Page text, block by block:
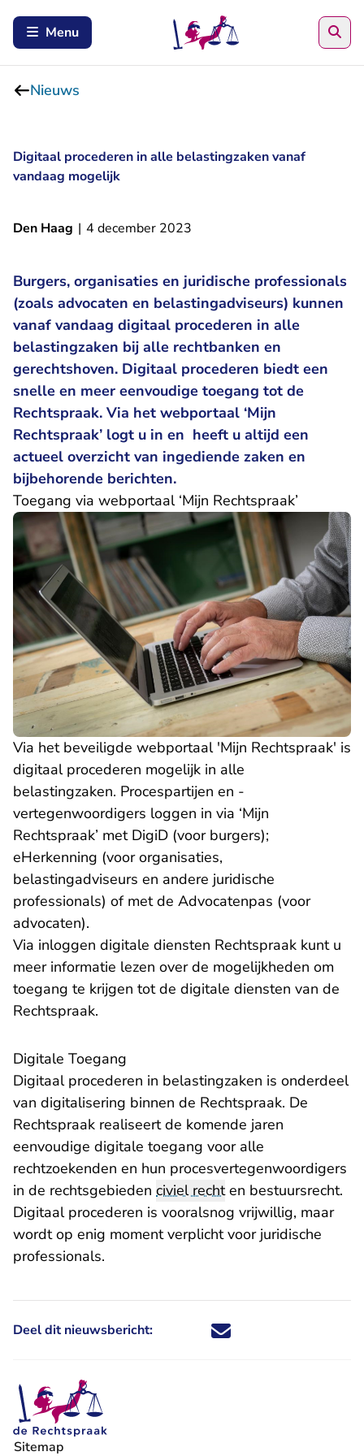
Menu
Nieuws
Digitaal procederen in alle belastingzaken vanaf
vandaag mogelijk
Den Haag | 4 december 2023
Burgers, organisaties en juridische professionals
(zoals advocaten en belastingadviseurs) kunnen
vanaf vandaag digitaal procederen in alle
belastingzaken bij alle rechtbanken en
gerechtshoven. Digitaal procederen biedt een
snelle en meer eenvoudige toegang tot de
Rechtspraak. Via het webportaal ‘Mijn
Rechtspraak’ logt u in en heeft u altijd een
actueel overzicht van ingediende zaken en
bijbehorende berichten.
Toegang via webportaal ‘Mijn Rechtspraak’
Via het beveiligde webportaal 'Mijn Rechtspraak' -
is
digitaal procederen mogelijk in alle
belastingzaken. Procespartijen en -
vertegenwoordigers loggen in via ‘Mijn
Rechtspraak’ met DigiD (voor burgers);
eHerkenning (voor organisaties,
belastingadviseurs en andere juridische
professionals) of met de Advocatenpas (voor
advocaten).
Via inloggen digitale diensten Rechtspraak kunt u
meer informatie lezen over de mogelijkheden om
toegang te krijgen tot de digitale diensten van de
Rechtspraak.
Digitale Toegang
Digitaal procederen in belastingzaken is onderdeel
van digitalisering binnen de Rechtspraak. De
Rechtspraak realiseert de komende jaren
eenvoudige digitale toegang voor alle
rechtzoekenden en hun procesvertegenwoordigers
in de rechtsgebieden civiel rechten bestuursrecht.
Digitaal procederen is vooralsnog vrijwillig, maar
wordt op enig moment verplicht voor juridische
professionals.
Deel dit nieuwsbericht: Deel dit nieuwsbericht via X -
Deel dit nieuwsbericht via
Deel dit nieuwsbericht
Deel dit
Sitemap